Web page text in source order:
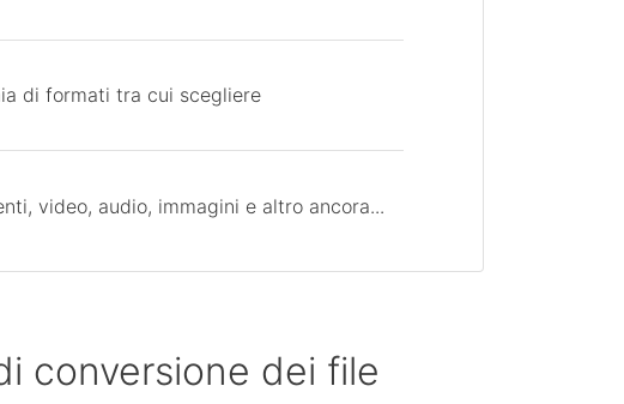
di formati tra cui scegliere
video, audio, immagini e altro ancora...
conversione dei file